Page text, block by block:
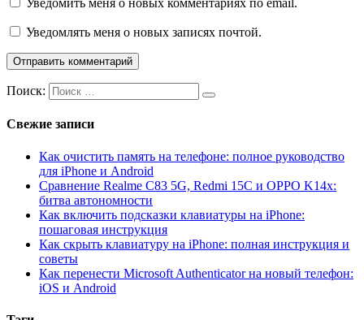
Уведомить меня о новых комментариях по email.
Уведомлять меня о новых записях почтой.
Поиск:
Свежие записи
Как очистить память на телефоне: полное руководство
для iPhone и Android
Сравнение Realme C83 5G, Redmi 15C и OPPO K14x:
битва автономности
Как включить подсказки клавиатуры на iPhone:
пошаговая инструкция
Как скрыть клавиатуру на iPhone: полная инструкция и
советы
Как перенести Microsoft Authenticator на новый телефон:
iOS и Android